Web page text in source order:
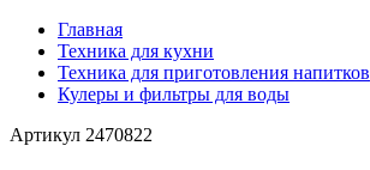
Главная
Техника для кухни
Техника для приготовления напитков
Кулеры и фильтры для воды
Артикул 2470822